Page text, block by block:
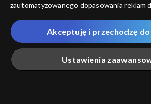
Coś dla Ciebie
17.08.2018
Coś dla
zautomatyzowanego dopasowania reklam
które wskazujemy poniżej, a także zgody
przez nas identyfikatora PPID do Google.
Twoje dane osobowe zbierane podczas
Ciebie naszych
poszczególnych serwisów
„Portalem”, w tym informacje zapisywane
Ustawienia
Akceptuję i przechodzę